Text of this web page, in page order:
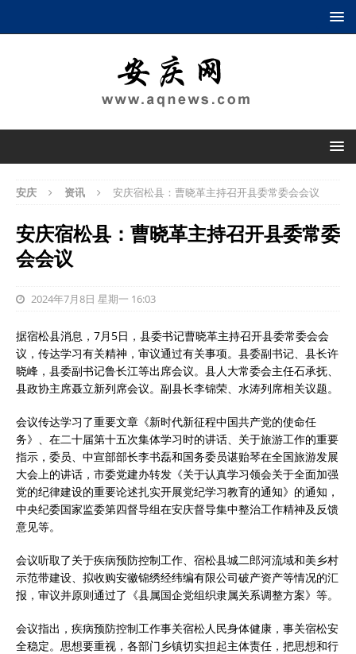
安庆 资讯 安庆宿松县：曹晓革主持召开县委常委会会议
安庆宿松县：曹晓革主持召开县委常委
会会议
2024年7月8日 星期一 16:03
据宿松县消息，7月5日，县委书记曹晓革主持召开县委常委会会
议，传达学习有关精神，审议通过有关事项。县委副书记、县长许
晓峰，县委副书记鲁长江等出席会议。县人大常委会主任石承抚、
县政协主席聂立新列席会议。副县长李锦荣、水涛列席相关议题。
会议传达学习了重要文章《新时代新征程中国共产党的使命任
务》、在二十届第十五次集体学习时的讲话、关于旅游工作的重要
指示，委员、中宣部部长李书磊和国务委员谌贻琴在全国旅游发展
大会上的讲话，市委党建办转发《关于认真学习领会关于全面加强
党的纪律建设的重要论述扎实开展党纪学习教育的通知》的通知，
中央纪委国家监委第四督导组在安庆督导集中整治工作精神及反馈
意见等。
会议听取了关于疾病预防控制工作、宿松县城二郎河流域和美乡村
示范带建设、拟收购安徽锦绣经纬编有限公司破产资产等情况的汇
报，审议并原则通过了《县属国企党组织隶属关系调整方案》等。
会议指出，疾病预防控制工作事关宿松人民身体健康，事关宿松安
全稳定。思想要重视，各部门乡镇切实担起主体责任，把思想和行